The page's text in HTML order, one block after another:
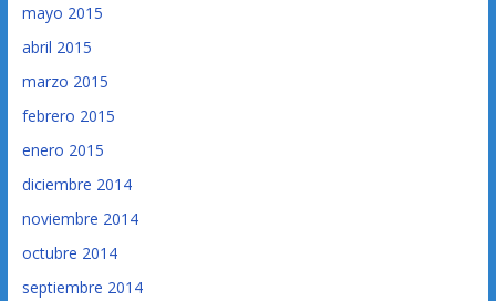
mayo 2015
abril 2015
marzo 2015
febrero 2015
enero 2015
diciembre 2014
noviembre 2014
octubre 2014
septiembre 2014